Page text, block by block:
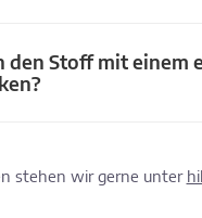
den Stoff mit einem
stehen wir gerne unter